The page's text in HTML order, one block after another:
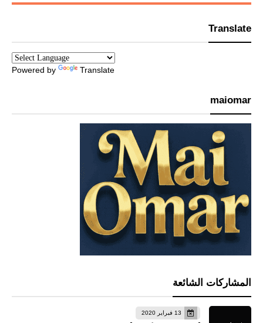
Translate
Powered by Translate
maiomar
المشاركات الشائعة
13 فبراير 2020